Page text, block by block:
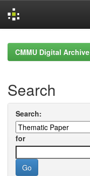
navigationCMMU Digital Archive
Search
Search:
for